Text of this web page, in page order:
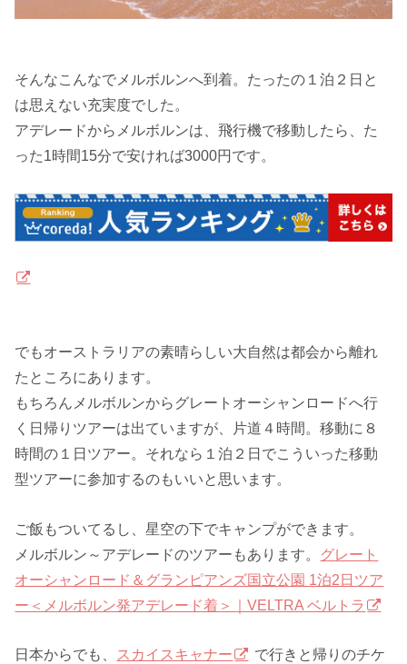
そんなこんなでメルボルンへ到着。たったの１泊２日と
は思えない充実度でした。
アデレードからメルボルンは、飛行機で移動したら、た
った1時間15分で安ければ3000円です。
でもオーストラリアの素晴らしい大自然は都会から離れ
たところにあります。
もちろんメルボルンからグレートオーシャンロードへ行
く日帰りツアーは出ていますが、
片道４時間 。移動に８
時間の１日ツアー。それなら１泊２日でこういった移動
型ツアーに参加するのもいいと思います。
ご飯もついてるし、星空の下でキャンプができます。
メルボルン～アデレードのツアーもあります。 グレート
オーシャンロード＆グランピアンズ国立公園 1泊2日ツア
ー＜メルボルン発アデレード着＞｜VELTRA ベルトラ
日本からでも、 スカイスキャナー
で行きと帰りのチケ